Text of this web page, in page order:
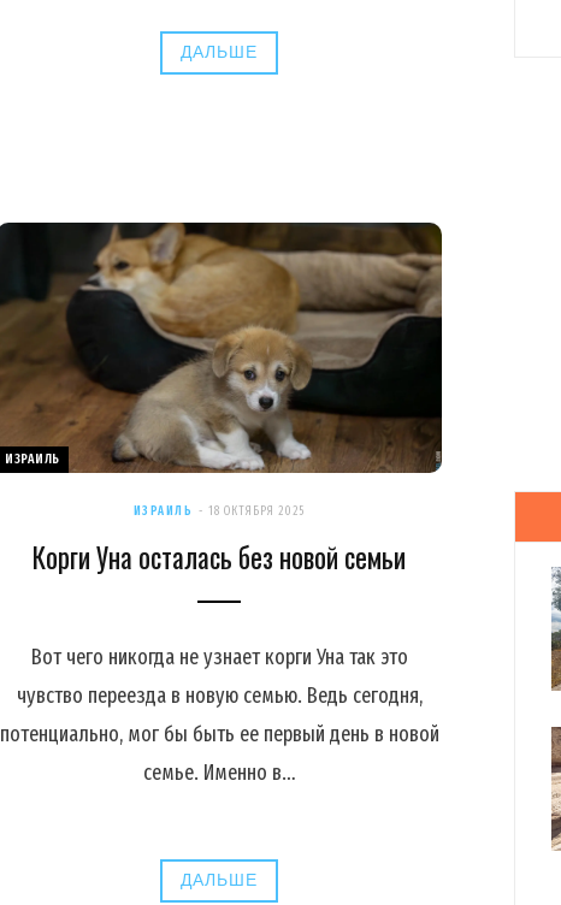
ДАЛЬШЕ
ИЗРАИЛЬ
ИЗРАИЛЬ 18 ОКТЯБРЯ 2025
Корги Уна осталась без новой семьи
Вот чего никогда не узнает корги Уна так это
чувство переезда в новую семью. Ведь сегодня,
потенциально, мог бы быть ее первый день в новой
семье. Именно в…
ДАЛЬШЕ